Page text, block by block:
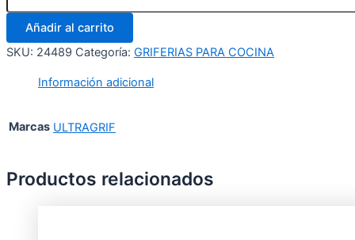
Añadir al carrito
SKU: 24489 Categoría: GRIFERIAS PARA COCINA
Información adicional
Marcas ULTRAGRIF
Productos relacionados